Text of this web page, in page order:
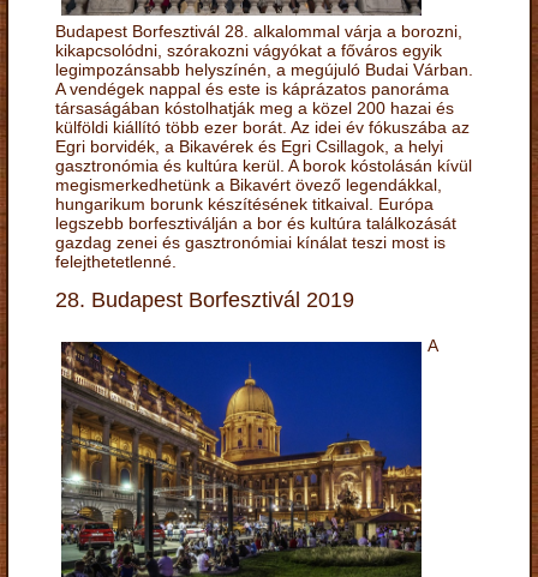
Budapest Borfesztivál 28. alkalommal várja a borozni,
kikapcsolódni, szórakozni vágyókat a főváros egyik
legimpozánsabb helyszínén, a megújuló Budai Várban.
A vendégek nappal és este is káprázatos panoráma
társaságában kóstolhatják meg a közel 200 hazai és
külföldi kiállító több ezer borát. Az idei év fókuszába az
Egri borvidék, a Bikavérek és Egri Csillagok, a helyi
gasztronómia és kultúra kerül. A borok kóstolásán kívül
megismerkedhetünk a Bikavért övező legendákkal,
hungarikum borunk készítésének titkaival. Európa
legszebb borfesztiválján a bor és kultúra találkozását
gazdag zenei és gasztronómiai kínálat teszi most is
felejthetetlenné.
28. Budapest Borfesztivál 2019
A